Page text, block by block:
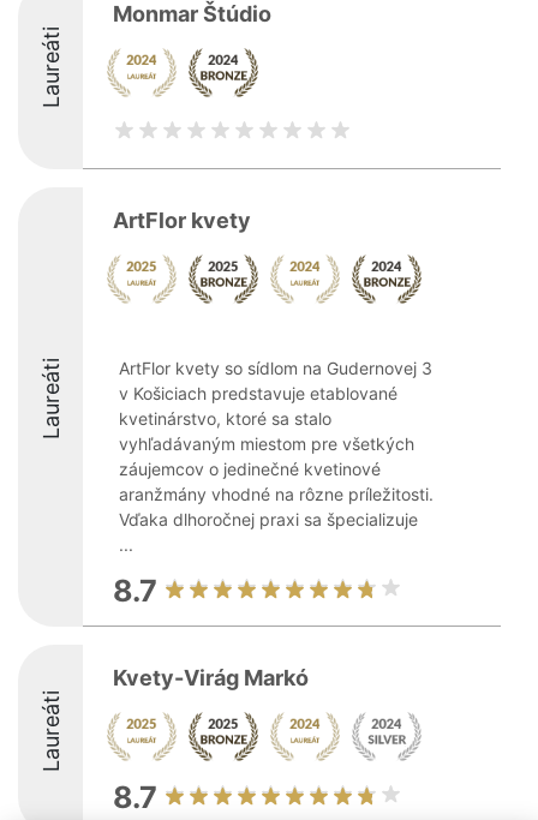
Laureáti
Monmar Štúdio
Laureáti
ArtFlor kvety
ArtFlor kvety so sídlom na Gudernovej 3
v Košiciach predstavuje etablované
kvetinárstvo, ktoré sa stalo
vyhľadávaným miestom pre všetkých
záujemcov o jedinečné kvetinové
aranžmány vhodné na rôzne príležitosti.
Vďaka dlhoročnej praxi sa špecializuje
...
8.7
Laureáti
Kvety-Virág Markó
8.7